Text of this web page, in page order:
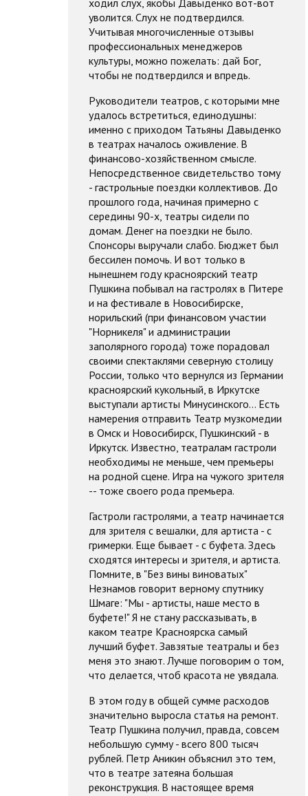
ходил слух, якобы Давыденко вот-вот
уволится. Слух не подтвердился.
Учитывая многочисленные отзывы
профессиональных менеджеров
культуры, можно пожелать: дай Бог,
чтобы не подтвердился и впредь.
Руководители театров, с которыми мне
удалось встретиться, единодушны:
именно с приходом Татьяны Давыденко
в театрах началось оживление. В
финансово-хозяйственном смысле.
Непосредственное свидетельство тому
- гастрольные поездки коллективов. До
прошлого года, начиная примерно с
середины 90-х, театры сидели по
домам. Денег на поездки не было.
Спонсоры выручали слабо. Бюджет был
бессилен помочь. И вот только в
нынешнем году красноярский театр
Пушкина побывал на гастролях в Питере
и на фестивале в Новосибирске,
норильский (при финансовом участии
"Норникеля" и администрации
заполярного города) тоже порадовал
своими спектаклями северную столицу
России, только что вернулся из Германии
красноярский кукольный, в Иркутске
выступали артисты Минусинского... Есть
намерения отправить Театр музкомедии
в Омск и Новосибирск, Пушкинский - в
Иркутск. Известно, театралам гастроли
необходимы не меньше, чем премьеры
на родной сцене. Игра на чужого зрителя
-- тоже своего рода премьера.
Гастроли гастролями, а театр начинается
для зрителя с вешалки, для артиста - с
гримерки. Еще бывает - с буфета. Здесь
сходятся интересы и зрителя, и артиста.
Помните, в "Без вины виноватых"
Незнамов говорит верному спутнику
Шмаге: "Мы - артисты, наше место в
буфете!" Я не стану рассказывать, в
каком театре Красноярска самый
лучший буфет. Завзятые театралы и без
меня это знают. Лучше поговорим о том,
что делается, чтоб красота не увядала.
В этом году в общей сумме расходов
значительно выросла статья на ремонт.
Театр Пушкина получил, правда, совсем
небольшую сумму - всего 800 тысяч
рублей. Петр Аникин объяснил это тем,
что в театре затеяна большая
реконструкция. В настоящее время